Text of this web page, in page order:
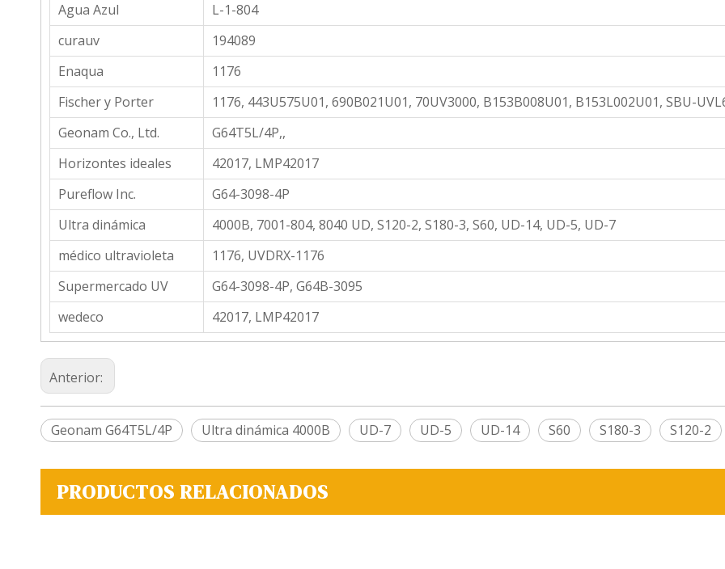
Agua Azul
L-1-804
curauv
194089
Enaqua
1176
Fischer y Porter
1176, 443U575U01, 690B021U01, 70UV3000, B153B008U01, B153L002U01, SBU-
Geonam Co., Ltd.
G64T5L/4P,,
Horizontes ideales
42017, LMP42017
Pureflow Inc.
G64-3098-4P
Ultra dinámica
4000B, 7001-804, 8040 UD, S120-2, S180-3, S60, UD-14, UD-5, UD-7
médico ultravioleta
1176, UVDRX-1176
Supermercado UV
G64-3098-4P, G64B-3095
wedeco
42017, LMP42017
Anterior:
Geonam G64T5L/4P Ultra dinámica 4000B UD-7 UD-5 UD-14 S60 S180-3 S120-2
PRODUCTOS RELACIONADOS